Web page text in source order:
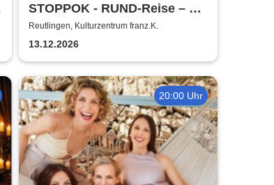
STOPPOK - RUND-Reise – die
SOLO-Tour 2026
Reutlingen, Kulturzentrum franz.K.
13.12.2026
20:00 Uhr